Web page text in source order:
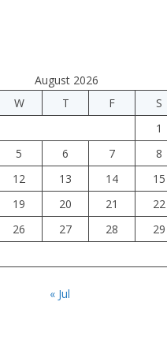
August 2026
W T F S
1
5 6 7 8
12 13 14 15
19 20 21 22
26 27 28 29
« Jul